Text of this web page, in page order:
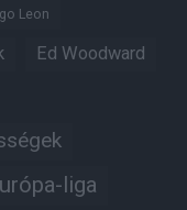
Leon
Ed Woodward
liga